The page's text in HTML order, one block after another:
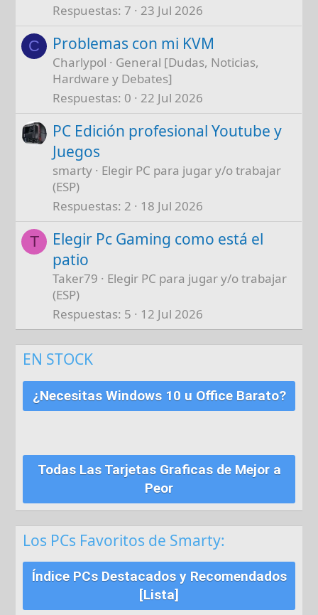
Respuestas 7 23 Jul 2026
C Problemas con mi KVM
Charlypol
General [Dudas, Noticias,
Hardware y Debates]
Respuestas 0 22 Jul 2026
PC Edición profesional Youtube y
Juegos
smarty
Elegir PC para jugar y/o trabajar
(ESP)
Respuestas 2 18 Jul 2026
T
Elegir Pc Gaming como está el
patio
Taker79
Elegir PC para jugar y/o trabajar
(ESP)
Respuestas 5 12 Jul 2026
EN STOCK
¿Necesitas Windows 10 u Office Barato?
Todas Las Tarjetas Graficas de Mejor a
Peor
Los PCs Favoritos de Smarty:
Índice PCs Destacados y Recomendados
[Lista]